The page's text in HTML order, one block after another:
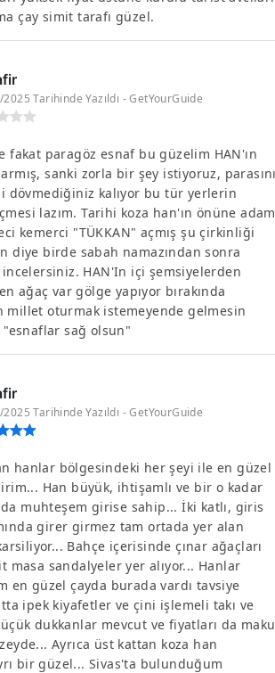
çay simit tarafı güzel.
Tarihinde Yazıldı - GetYourGuide
fakat paragöz esnaf bu güzelim HAN'ın
sanki zorla bir şey istiyoruz,
dövmediğiniz kalıyor bu tür yerlerin
lazım. Tarihi koza han'ın önüne adam
kemerci "TÜKKAN" açmış şu çirkinliği
diye birde sabah namazından sonra
HAN'In içi şemsiyelerden
ağaç var gölge yapıyor bırakında
millet oturmak istemeyende gelmesin
sağ olsun"
Tarihinde Yazıldı - GetYourGuide
hanlar bölgesindeki her şeyi ile en güzel
Han büyük, ihtişamlı ve bir o kadar
muhteşem girise sahip... İki katlı, giris
girer girmez tam ortada yer alan
Bahçe içerisinde çınar ağaçları
masa sandalyeler yer alıyor... Hanlar
en güzel çayda burada vardı tavsiye
ipek kiyafetler ve çini işlemeli takı ve
dukkanlar mevcut ve fiyatları da
Ayrıca üst kattan koza han
bir güzel... Sivas'ta bulunduğum